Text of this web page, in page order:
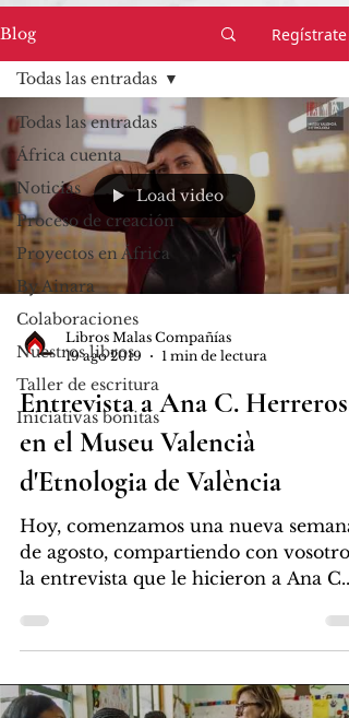
Blog Regístrate
Todas las entradas
África cuenta
Noticias
Proceso de creación
Proyectos en África
By Ainara
Colaboraciones
Nuestros libros
Taller de escritura
Iniciativas bonitas
Todas las entradas
Load video
Libros Malas Compañías
19 ago 2019
1 min de lectura
Entrevista a Ana C. Herreros,
en el Museu Valencià
d'Etnologia de València
Hoy, comenzamos una nueva semana
de agosto, compartiendo con vosotros
la entrevista que le hicieron a Ana C.